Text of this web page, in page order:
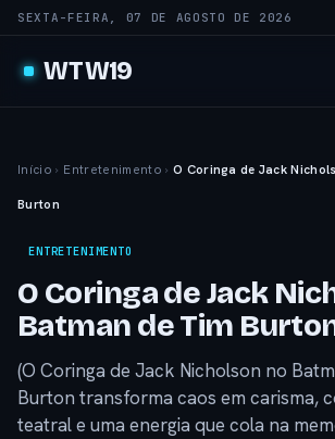
SEXTA-FEIRA, 07 DE AGOSTO DE 2026
WTW19
Início › Entretenimento › O Coringa de Jack
Burton
ENTRETENIMENTO
O Coringa de Jack
Batman de Tim
(O Coringa de Jack Nicholson no
Burton transforma caos em carisma,
teatral e uma energia que cola na